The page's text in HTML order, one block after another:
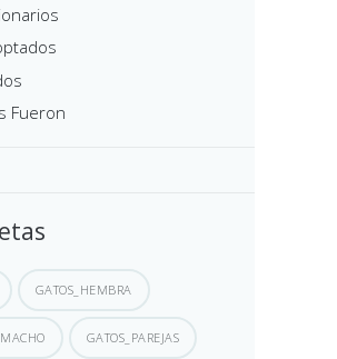
Fueron
GATOS_HEMBRA
GATOS_PAREJAS